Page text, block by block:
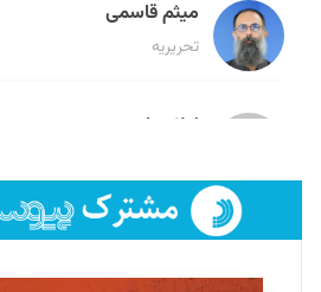
میثم قاسمی
تحریریه
لیلا حنارود
فائزه فتحی رستمی
تحریریه